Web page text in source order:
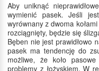
Aby uniknąć
wymienić pasek. Jeśli
wyrównany z dwoma
rozciągnięty, będzie się
Bęben nie jest prawidłowo
pasek ma tendencję do
możliwe, że koło
problemy z łożyskiem. W